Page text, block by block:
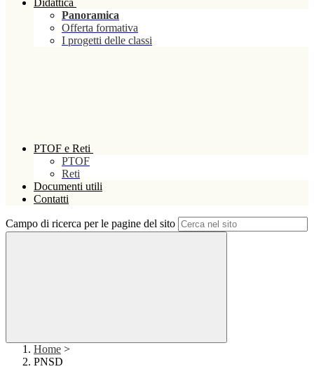
Didattica
Panoramica
Offerta formativa
I progetti delle classi
PTOF e Reti
PTOF
Reti
Documenti utili
Contatti
Campo di ricerca per le pagine del sito
Home >
PNSD